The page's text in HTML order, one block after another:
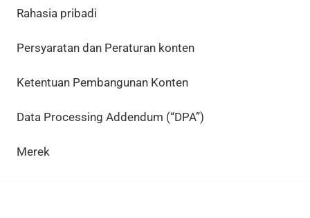
Rahasia pribadi
Persyaratan dan Peraturan konten
Ketentuan Pembangunan Konten
Data Processing Addendum (“DPA”)
Merek